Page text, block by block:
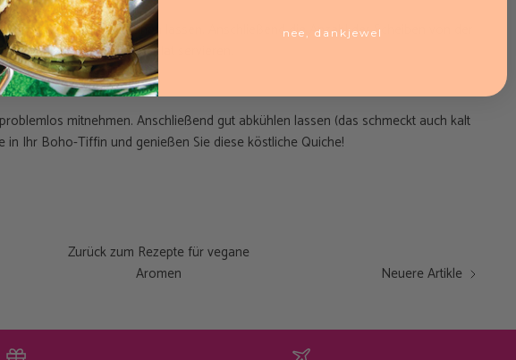
und 10 Minuten ruhen lassen. Anschließend die Anzahl der Scheiben von der
einfachen Rohkostsalat servieren.
mitnehmen. Anschließend gut abkühlen lassen (das schmeckt auch kalt
in Ihr Boho-Tiffin und genießen Sie diese köstliche Quiche!
Zurück zum Rezepte für vegane
Aromen
Neuere Artikle
nee, dankjewel